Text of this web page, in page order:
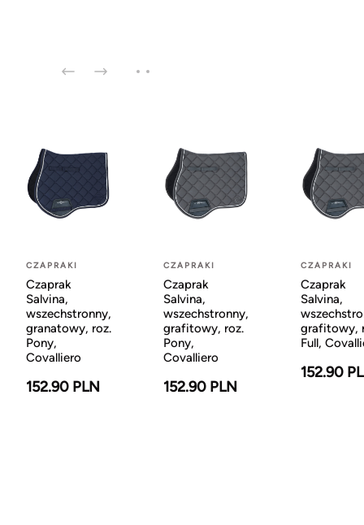
CZAPRAKI
Czaprak
Salvina,
wszechstronny,
granatowy, roz.
Pony,
Covalliero
152.90 PLN
CZAPRAKI
Czaprak
Salvina,
wszechstronny,
grafitowy, roz.
Pony,
Covalliero
152.90 PLN
CZAPRAKI
Czaprak
Salvina,
grafitowy,
Full,
152.90